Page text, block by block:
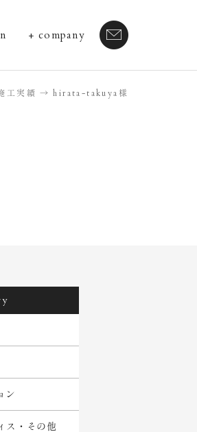
company
工実績 hirata-takuya様
ン
ス・その他